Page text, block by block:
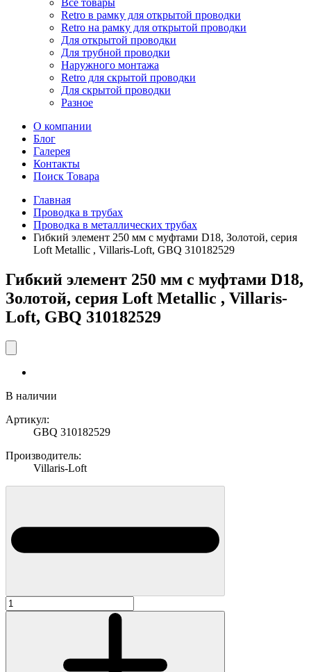
Все товары
Retro в рамку для открытой проводки
Retro на рамку для открытой проводки
Для открытой проводки
Для трубной проводки
Наружного монтажа
Retro для скрытой проводки
Для скрытой проводки
Разное
О компании
Блог
Галерея
Контакты
Поиск Товара
Главная
Проводка в трубах
Проводка в металлических трубах
Гибкий элемент 250 мм с муфтами D18, Золотой, серия
Loft Metallic , Villaris-Loft, GBQ 310182529
Гибкий элемент 250 мм с муфтами D18,
Золотой, серия Loft Metallic , Villaris-
Loft, GBQ 310182529
В наличии
Артикул:
GBQ 310182529
Производитель:
Villaris-Loft